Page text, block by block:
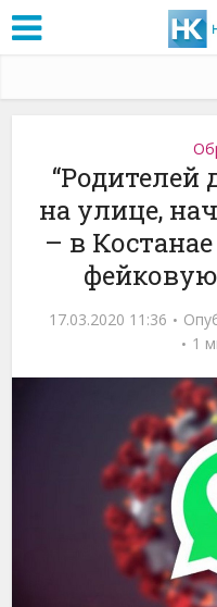
на улице,
– в
17.03.2020 11:36
1